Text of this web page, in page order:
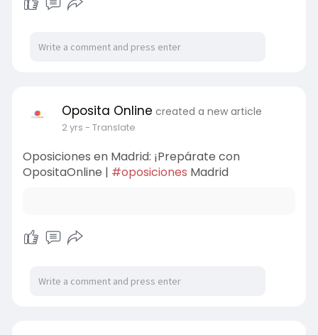
administración o aplicación de la ley, ofrecemos
práctica y materiales de.-
https://opositaonline.com/oposiciones-madrid/
Oposita Online created a new article
2 yrs - Translate
Oposiciones en Madrid: ¡Prepárate con
OpositaOnline | #oposiciones Madrid